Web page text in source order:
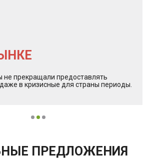
не прекращали предоставлять
в кризисные для страны периоды.
ПРЕДЛОЖЕНИЯ